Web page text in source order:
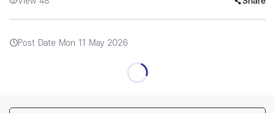
Post Date Mon 11 May 2026